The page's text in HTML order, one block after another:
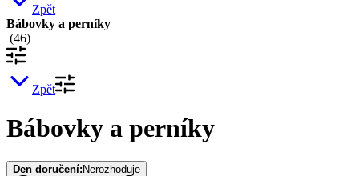
Zpět
Bábovky a perníky
(46)
Zpět
Bábovky a perníky
Den doručení: Nerozhoduje